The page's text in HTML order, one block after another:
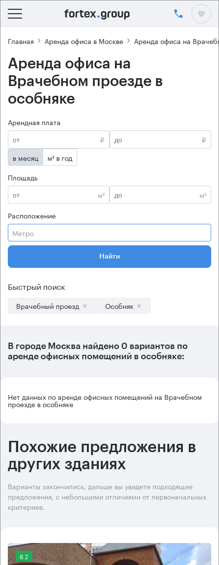
Главная Аренда офиса в Москве Аренда офиса на
Аренда офиса на
Врачебном проезде в
особняке
Арендная плата
₽
₽
в месяц
м² в год
Площадь
м²
м²
Расположение
Метро
Найти
Быстрый поиск
Врачебный проезд Особняк
В городе Москва найдено 0 вариантов по
аренде офисных помещений в особняке:
Нет данных по аренде офисных помещений на Врачебном
проезде в особняке
Похожие предложения в
других зданиях
Варианты закончились, дальше вы увидете подходящие
предложения, с небольшими отличиями от первоначальных
критериев.
8.2